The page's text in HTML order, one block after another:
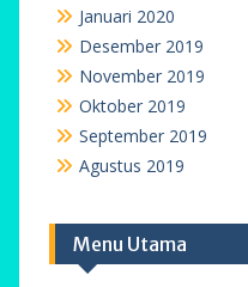
Januari 2020
Desember 2019
November 2019
Oktober 2019
September 2019
Agustus 2019
Menu Utama